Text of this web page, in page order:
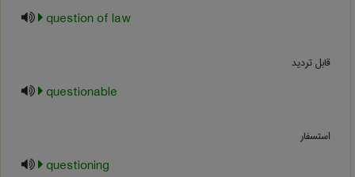
question of law
قابل تردید
questionable
استسفار
questioning